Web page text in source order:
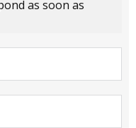
as soon as